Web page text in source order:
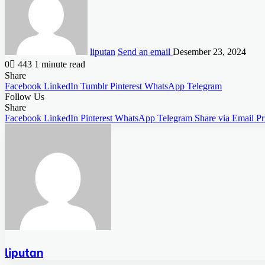
liputan Send an email Desember 23, 2024
0
443 1 minute read
Share
Facebook LinkedIn Tumblr Pinterest WhatsApp Telegram
Follow Us
Share
Facebook LinkedIn Pinterest WhatsApp Telegram Share via Email
liputan